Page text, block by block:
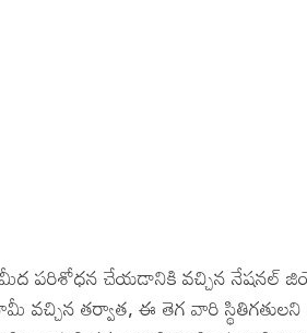
పరిశోధన చేయడానికి వచ్చిన నేషనల్
వచ్చిన తర్వాత, ఈ తెగ వారి